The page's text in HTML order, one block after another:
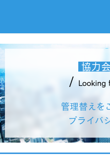
協力
/ Looking
管理替えを
プライバ